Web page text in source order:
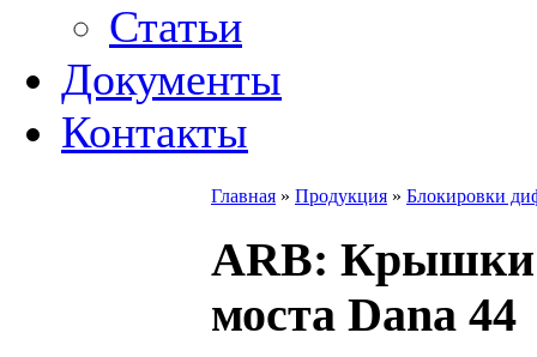
Статьи
Документы
Контакты
Главная » Продукция » Блокировки
ARB: Крышки
моста Dana 44